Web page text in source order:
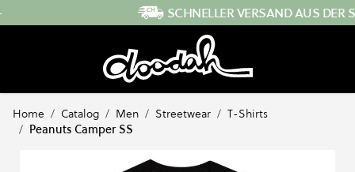
SCHNELLER VERSAND AUS DER SCHWEIZ
Home / Catalog / Men / Streetwear / T-Shirts
/ Peanuts Camper SS